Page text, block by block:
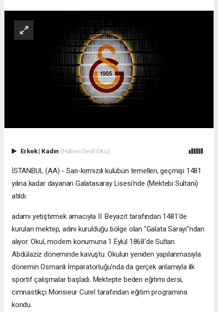
Erkek| Kadın (Haberi Sesli Oku)
İSTANBUL (AA) - Sarı-kırmızılı kulübün temelleri, geçmişi 1481
yılına kadar dayanan Galatasaray Lisesi'nde (Mektebi Sultani)
atıldı.
adamı yetiştirmek amacıyla II. Beyazıt tarafından 1481'de
kurulan mektep, adını kurulduğu bölge olan "Galata Sarayı"ndan
alıyor. Okul, modern konumuna 1 Eylül 1868'de Sultan
Abdülaziz döneminde kavuştu. Okulun yeniden yapılanmasıyla
dönemin Osmanlı İmparatorluğu'nda da gerçek anlamıyla ilk
sportif çalışmalar başladı. Mektepte beden eğitimi dersi,
cimnastikçi Monsieur Curel tarafından eğitim programına
kondu.